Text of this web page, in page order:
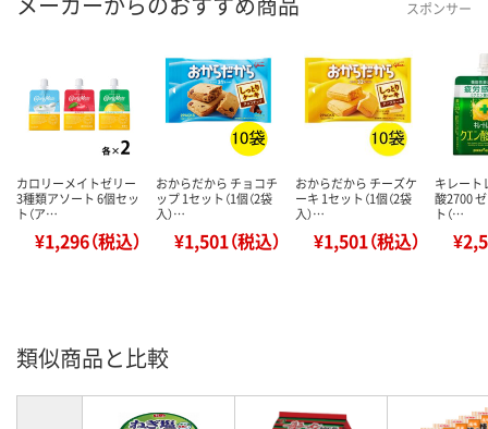
スポンサー
カロリーメイトゼリー
3種類アソート 6個セッ
ト（ア…
¥1,296（税込）
おからだから チョコチ
ップ 1セット（1個（2袋
入）…
¥1,501（税込）
おからだから チーズケ
ーキ 1セット（1個（2袋
入）…
¥1,501（税込）
キレート
酸2700
ト（…
類似商品と比較